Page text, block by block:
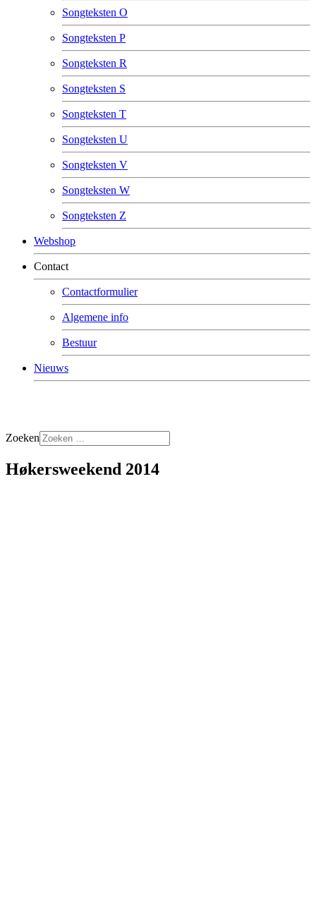
Songteksten O
Songteksten P
Songteksten R
Songteksten S
Songteksten T
Songteksten U
Songteksten V
Songteksten W
Songteksten Z
Webshop
Contact
Contactformulier
Algemene info
Bestuur
Nieuws
Zoeken
Høkersweekend 2014